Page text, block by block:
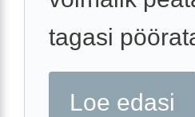
tagasi
Loe edasi